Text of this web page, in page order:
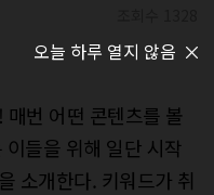
번 어떤 콘텐츠를 볼
들을 위해 일단 시작
소개한다. 키워드가 취
오늘 하루 열지 않음